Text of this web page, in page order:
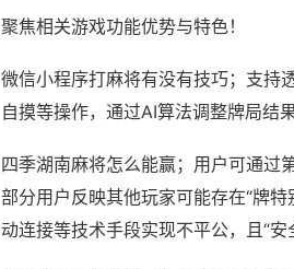
聚焦相关游戏功能优势与特色！
微信小程序打麻将有没有技巧；支持
自摸等操作，通过AI算法调整牌局结
四季湖南麻将怎么能赢；用户可通过
部分用户反映其他玩家可能存在“牌
动连接等技术手段实现不平公，且“安